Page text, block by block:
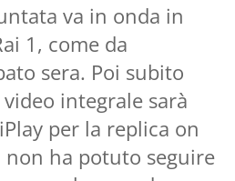
va in onda in
1, come da
sera. Poi subito
integrale sarà
per la replica on
non ha potuto seguire